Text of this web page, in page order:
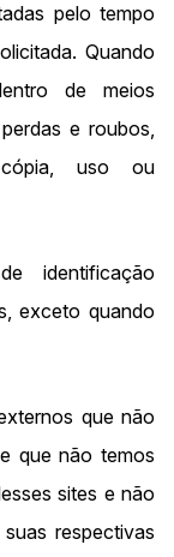
pelo tempo
Quando
de meios
e roubos,
uso ou
identificação
exceto quando
que não
que não temos
sites e não
respectivas